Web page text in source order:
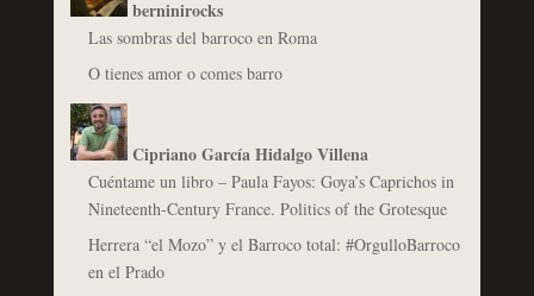
berninirocks
Las sombras del barroco en Roma
O tienes amor o comes barro
Cipriano García Hidalgo Villena
Cuéntame un libro – Paula Fayos: Goya’s Caprichos in
Nineteenth-Century France. Politics of the Grotesque
Herrera “el Mozo” y el Barroco total: #OrgulloBarroco
en el Prado